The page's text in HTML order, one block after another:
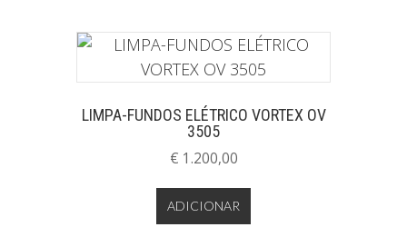
LIMPA-FUNDOS ELÉTRICO VORTEX OV
3505
€ 1.200,00
ADICIONAR